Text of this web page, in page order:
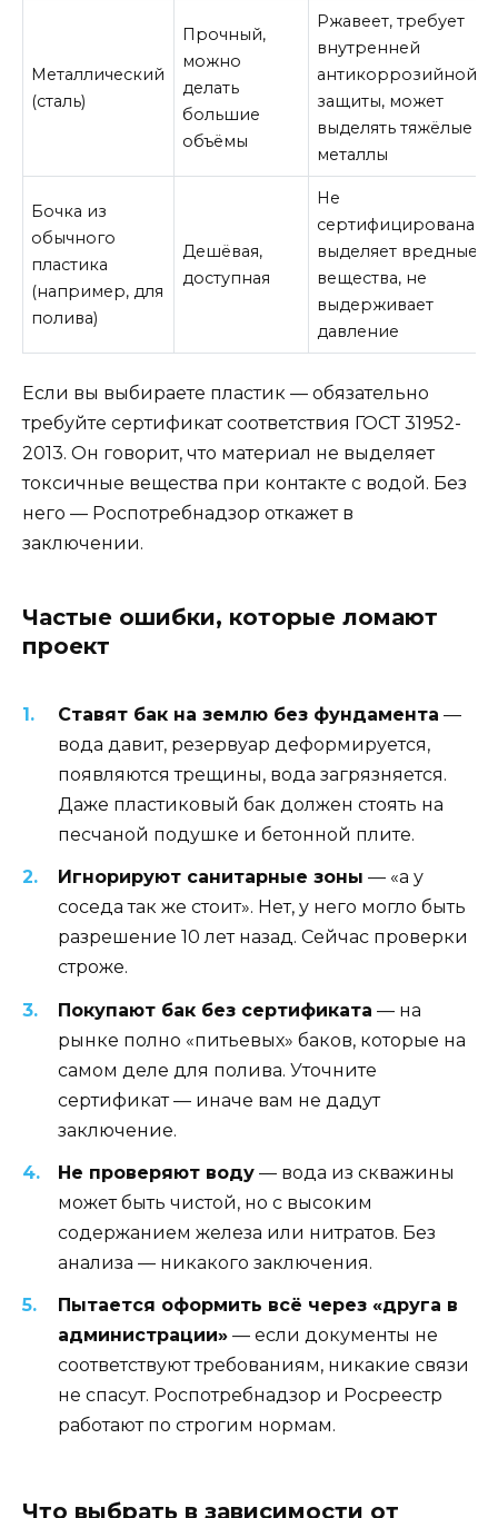
Металлический
(сталь)
Прочный,
можно
делать
большие
объёмы
Ржавеет, требует
внутренней
антикоррозийной
защиты, может
выделять тяжёлые
металлы
Бочка из
обычного
пластика
(например, для
полива)
Дешёвая,
доступная
Не
сертифицирована,
выделяет вредные
вещества, не
выдерживает
давление
Если вы выбираете пластик — обязательно
требуйте сертификат соответствия ГОСТ 31952-
2013. Он говорит, что материал не выделяет
токсичные вещества при контакте с водой. Без
него — Роспотребнадзор откажет в
заключении.
Частые ошибки, которые ломают
проект
Ставят бак на землю без фундамента —
вода давит, резервуар деформируется,
появляются трещины, вода загрязняется.
Даже пластиковый бак должен стоять на
песчаной подушке и бетонной плите.
Игнорируют санитарные зоны — «а у
соседа так же стоит». Нет, у него могло быть
разрешение 10 лет назад. Сейчас проверки
строже.
Покупают бак без сертификата — на
рынке полно «питьевых» баков, которые на
самом деле для полива. Уточните
сертификат — иначе вам не дадут
заключение.
Не проверяют воду — вода из скважины
может быть чистой, но с высоким
содержанием железа или нитратов. Без
анализа — никакого заключения.
Пытается оформить всё через «друга в
администрации» — если документы не
соответствуют требованиям, никакие связи
не спасут. Роспотребнадзор и Росреестр
работают по строгим нормам.
Что выбрать в зависимости от